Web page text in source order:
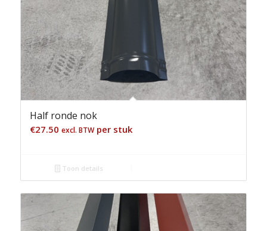
Half ronde nok
€27.50 excl. BTWper stuk
Toon details